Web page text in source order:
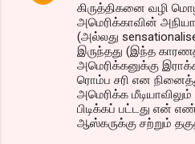
கிருத்திகனை வழி
அமெரிக்காவின்
(அல்லது
இருந்தது (இந்த
அமெரிக்கனுக்கு
ரொம்ப சரி என
அமெரிக்க
பிடிக்கப் பட்டது என்
ஆஸ்கருக்கு சற்றும்